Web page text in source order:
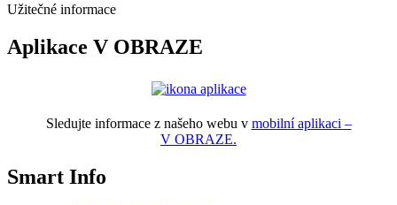
Užitečné informace
Aplikace V OBRAZE
Sledujte informace z našeho webu v mobilní aplikaci –
V OBRAZE.
Smart Info